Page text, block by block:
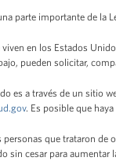
parte importante de la
en los Estados
pueden solicitar,
es a través de un sitio
. Es posible que
que trataron
sin cesar para